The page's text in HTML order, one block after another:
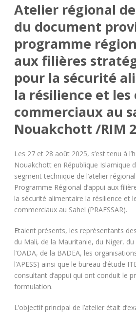
Atelier régional
du document
programme
aux filières
pour la sécurité
la résilience et les
commerciaux au
Nouakchott /RIM
Les 27 et 28 août 2025, s’est tenu à
Nouakchott en République Islamique
segment technique de l’atelier
Programme Régional d’appui aux
la sécurité alimentaire la résilience et
commerciaux au Sahel (PRAFSSAR).
Etaient présents, les représentants
du Mali, de la Mauritanie, du Niger, du
l’OADA, de la BADEA, les
l’APESS) ainsi que le bureau d’étude
consultant d’appui qui ont conduit le
formulation.
L’objectif principal de l’atelier était